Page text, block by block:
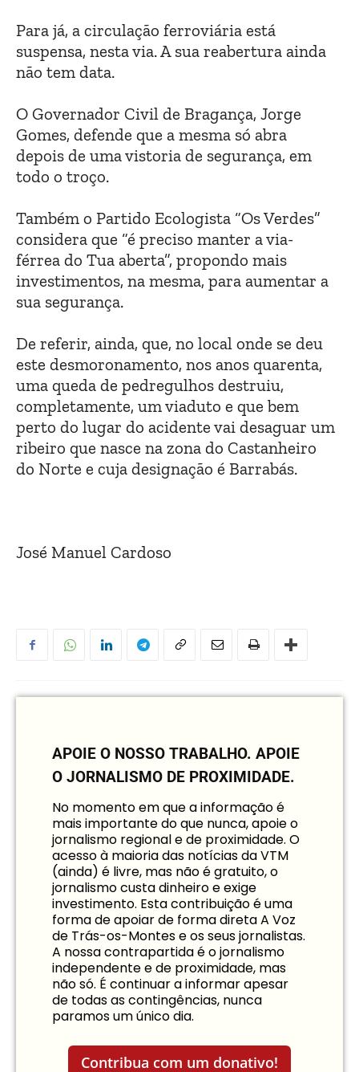
Para já, a circulação ferroviária está
suspensa, nesta via. A sua reabertura ainda
não tem data.
O Governador Civil de Bragança, Jorge
Gomes, defende que a mesma só abra
depois de uma vistoria de segurança, em
todo o troço.
Também o Partido Ecologista “Os Verdes”
considera que “é preciso manter a via-
férrea do Tua aberta”, propondo mais
investimentos, na mesma, para aumentar a
sua segurança.
De referir, ainda, que, no local onde se deu
este desmoronamento, nos anos quarenta,
uma queda de pedregulhos destruiu,
completamente, um viaduto e que bem
perto do lugar do acidente vai desaguar um
ribeiro que nasce na zona do Castanheiro
do Norte e cuja designação é Barrabás.
José Manuel Cardoso
APOIE O NOSSO TRABALHO. APOIE
O JORNALISMO DE PROXIMIDADE.
No momento em que a informação é
mais importante do que nunca, apoie o
jornalismo regional e de proximidade. O
acesso à maioria das notícias da VTM
(ainda) é livre, mas não é gratuito, o
jornalismo custa dinheiro e exige
investimento. Esta contribuição é uma
forma de apoiar de forma direta A Voz
de Trás-os-Montes e os seus jornalistas.
A nossa contrapartida é o jornalismo
independente e de proximidade, mas
não só. É continuar a informar apesar
de todas as contingências, nunca
paramos um único dia.
Contribua com um donativo!